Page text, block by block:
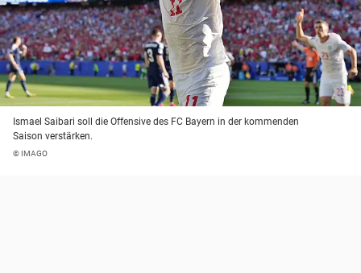
Ismael Saibari soll die Offensive des FC Bayern in der kommenden
Saison verstärken.
© IMAGO